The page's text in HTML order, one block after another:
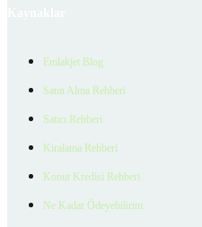
Emlakjet Blog
Satın Alma Rehberi
Satıcı Rehberi
Kiralama Rehberi
Konut Kredisi Rehberi
Ne Kadar Ödeyebilirim